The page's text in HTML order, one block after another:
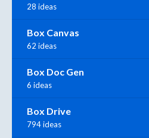
28 ideas
Box Canvas
62 ideas
Box Doc Gen
6 ideas
Box Drive
794 ideas